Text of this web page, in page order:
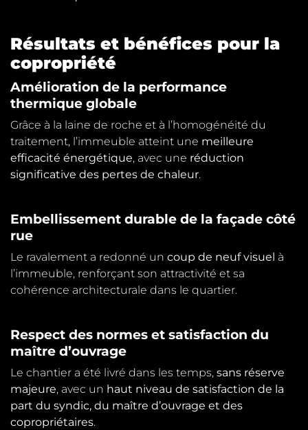
Résultats et bénéfices pour la
copropriété
Amélioration de la performance
thermique globale
Grâce à la laine de roche et à l’homogénéité du
traitement, l’immeuble atteint une meilleure
efficacité énergétique, avec une réduction
significative des pertes de chaleur.
Embellissement durable de la façade côté
rue
Le ravalement a redonné un coup de neuf visuel à
l’immeuble, renforçant son attractivité et sa
cohérence architecturale dans le quartier.
Respect des normes et satisfaction du
maître d’ouvrage
Le chantier a été livré dans les temps, sans réserve
majeure, avec un haut niveau de satisfaction de la
part du syndic, du maître d’ouvrage et des
copropriétaires.